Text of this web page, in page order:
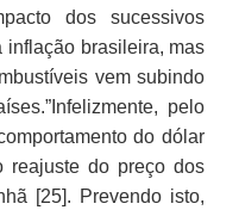
dos sucessivos
inflação brasileira, mas
vem subindo
pelo
do dólar
reajuste do preço dos
[25]. Prevendo isto,